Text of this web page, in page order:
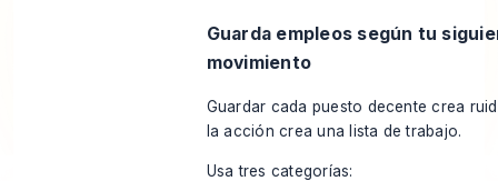
Guarda empleos según tu
movimiento
Guardar cada puesto decente crea
la acción crea una lista de trabajo.
Usa tres categorías: